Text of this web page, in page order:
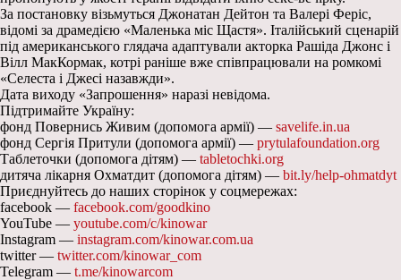
За постановку візьмуться Джонатан Дейтон та Валері Феріс,
відомі за драмедією «Маленька міс Щастя». Італійський сценарій
під американського глядача адаптували акторка Рашіда Джонс і
Вілл МакКормак, котрі раніше вже співпрацювали на ромкомі
«Селеста і Джесі назавжди».
Дата виходу «Запрошення» наразі невідома.
Підтримайте Україну:
фонд Повернись Живим (допомога армії) — savelife.in.ua
фонд Сергія Притули (допомога армії) — prytulafoundation.org
Таблеточки (допомога дітям) — tabletochki.org
дитяча лікарня Охматдит (допомога дітям) — bit.ly/help-ohmatdyt
Приєднуйтесь до наших сторінок у соцмережах:
facebook — facebook.com/goodkino
YouTube — youtube.com/c/kinowar
Instagram — instagram.com/kinowar.com.ua
twitter — twitter.com/kinowar_com
Telegram — t.me/kinowarcom